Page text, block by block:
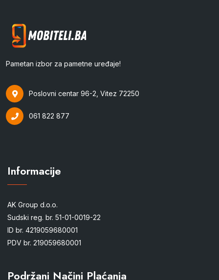
Pametan izbor za pametne uređaje!
Poslovni centar 96-2, Vitez 72250
061 822 877
Informacije
AK Group d.o.o.
Sudski reg. br. 51-01-0019-22
ID br. 4219059680001
PDV br. 219059680001
Podržani Načini Plaćanja